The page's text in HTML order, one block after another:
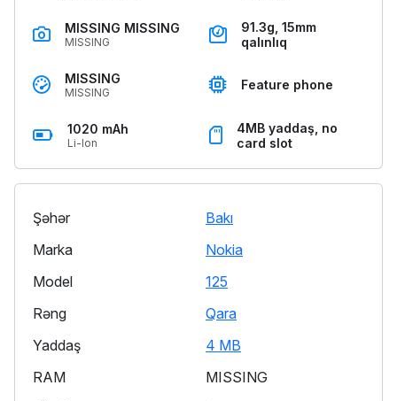
MISSING MISSING
MISSING
91.3g, 15mm
qalınlıq
MISSING
MISSING Feature phone
1020 mAh
Li-Ion
4MB yaddaş, no
card slot
Şəhər
Bakı
Marka
Nokia
Model
125
Rəng
Qara
Yaddaş
4 MB
RAM
MISSING